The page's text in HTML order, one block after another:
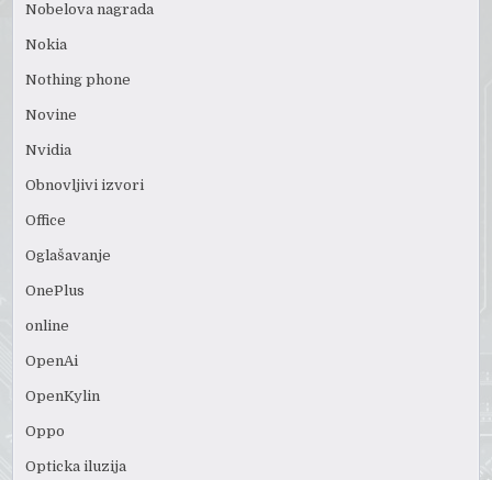
Nobelova nagrada
Nokia
Nothing phone
Novine
Nvidia
Obnovljivi izvori
Office
Oglašavanje
OnePlus
online
OpenAi
OpenKylin
Oppo
Opticka iluzija